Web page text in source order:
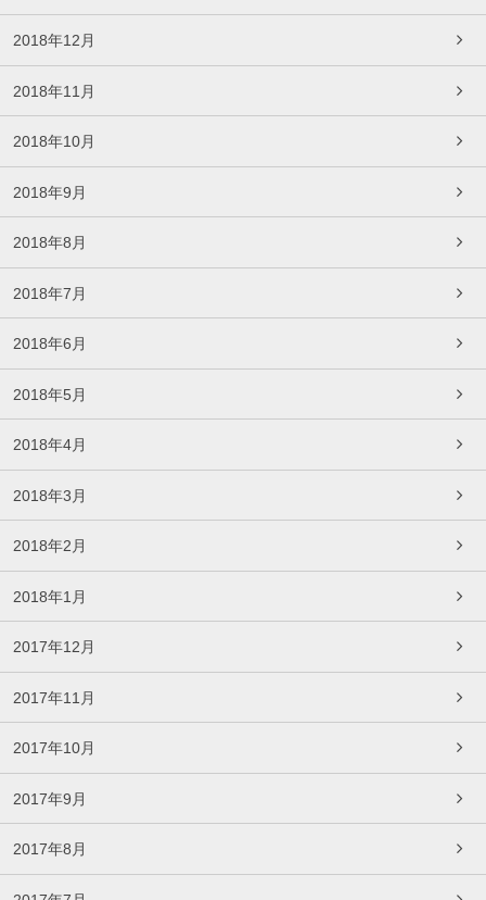
2018年12月
2018年11月
2018年10月
2018年9月
2018年8月
2018年7月
2018年6月
2018年5月
2018年4月
2018年3月
2018年2月
2018年1月
2017年12月
2017年11月
2017年10月
2017年9月
2017年8月